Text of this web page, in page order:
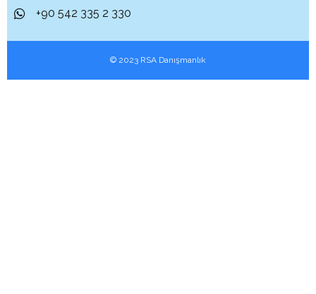
+90 542 335 2 330
© 2023 RSA Danışmanlık